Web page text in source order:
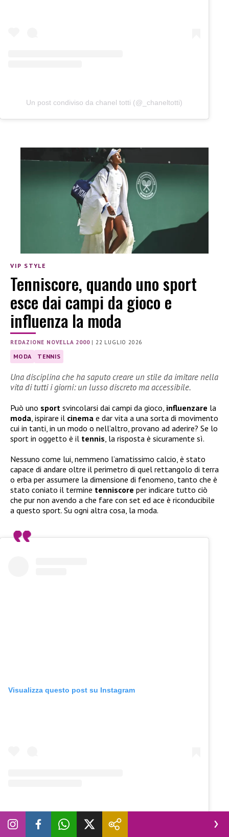
Un post condiviso da chanel totti (@_chaneltotti)
VIP STYLE
Tenniscore, quando uno sport
esce dai campi da gioco e
influenza la moda
REDAZIONE NOVELLA 2000| 22 LUGLIO 2026
MODA TENNIS
Una disciplina che ha saputo creare un stile da imitare nella
vita di tutti i giorni: un lusso discreto ma accessibile.
Può uno sport svincolarsi dai campi da gioco, influenzare la
moda , ispirare il cinema e dar vita a una sorta di movimento
cui in tanti, in un modo o nell’altro, provano ad aderire? Se lo
sport in oggetto è il tennis , la risposta è sicuramente sì.
Nessuno come lui, nemmeno l’amatissimo calcio, è stato
capace di andare oltre il perimetro di quel rettangolo di terra
o erba per assumere la dimensione di fenomeno, tanto che è
stato coniato il termine tenniscore per indicare tutto ciò
che pur non avendo a che fare con set ed ace è riconducibile
a questo sport. Su ogni altra cosa, la moda.
Visualizza questo post su Instagram
Un post condiviso da Novella 2000 (@novella2000_official)